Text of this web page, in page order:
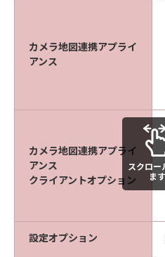
カメラ地図連携アプライ
アンス
カメラ地図連携アプライ
アンス
クライアントオプション
設定オプション
スクロー
ます